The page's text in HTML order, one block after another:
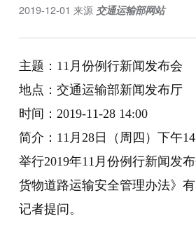
2019-12-01 来源 交通运输部网站
主题：11月份例行新闻发布会
地点：交通运输部新闻发布厅
时间：2019-11-28 14:00
简介：11月28日（周四）下午
举行2019年11月份例行新闻发
货物道路运输安全管理办法》
记者提问。